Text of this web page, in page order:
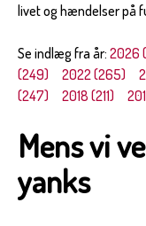
livet og hændelser på
Se indlæg fra år: 2026
(249)
2022 (265)
(247)
2018 (211)
Mens vi
yanks